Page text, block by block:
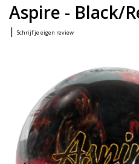
Aspire - Black/
| Schrijf je eigen review